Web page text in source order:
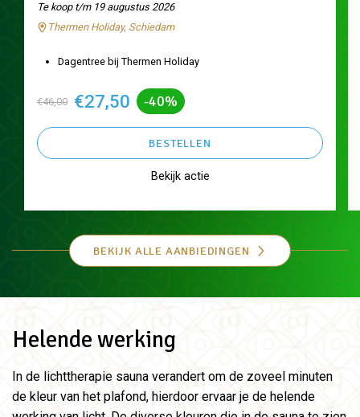
Te koop t/m 19 augustus 2026
Thermen Holiday, Schiedam
Dagentree bij Thermen Holiday
€46,00 €27,50 -40%
BESTELLEN
Bekijk actie
BEKIJK ALLE AANBIEDINGEN
Helende werking
In de lichttherapie sauna verandert om de zoveel minuten
de kleur van het plafond, hierdoor ervaar je de helende